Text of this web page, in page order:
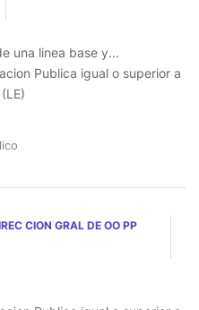
una linea base y...
Publica igual o superior a
CION GRAL DE OO PP